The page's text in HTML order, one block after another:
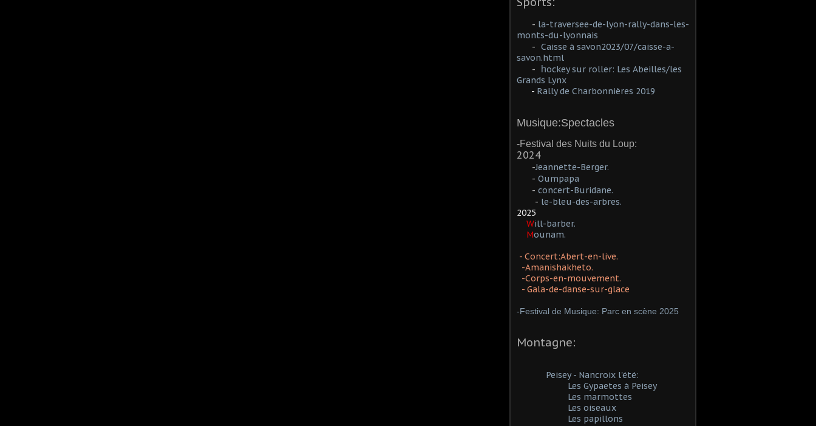
- la-traversee-de-lyon-rally-dans-les-
monts-du-lyonnais
- Caisse à savon2023/07/caisse-a-
savon.html
- hockey sur roller: Les Abeilles/les
Grands Lynx
- Rally de Charbonnières 2019
Musique:Spectacles
-Festival des Nuits du Loup:
2024
-Jeannette-Berger.
- Oumpapa
- concert-Buridane.
- le-bleu-des-arbres.
2025
Will-barber.
Mounam.
- Concert:Abert-en-live.
-Amanishakheto.
-Corps-en-mouvement.
- Gala-de-danse-sur-glace
-Festival de Musique: Parc en scène 2025
Montagne:
Peisey - Nancroix l'été:
Les Gypaetes à Peisey
Les marmottes
Les oiseaux
Les papillons